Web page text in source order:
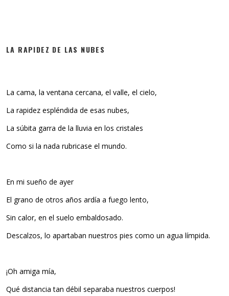
LA RAPIDEZ DE LAS NUBES
La cama, la ventana cercana, el valle, el cielo,
La rapidez espléndida de esas nubes,
La súbita garra de la lluvia en los cristales
Como si la nada rubricase el mundo.
En mi sueño de ayer
El grano de otros años ardía a fuego lento,
Sin calor, en el suelo embaldosado.
Descalzos, lo apartaban nuestros pies como un agua límpida.
¡Oh amiga mía,
Qué distancia tan débil separaba nuestros cuerpos!